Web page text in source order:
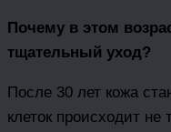
Почему в этом
тщательный уход?
После 30 лет кожа
клеток происходит не